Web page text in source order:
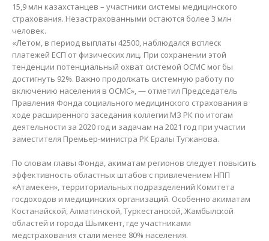
15,9 млн казахстанцев – участники системы медицинского
страхования. Незастрахованными остаются более 3 млн
человек.
«Летом, в период выплаты 42500, наблюдался всплеск
платежей ЕСП от физических лиц. При сохранении этой
тенденции потенциальный охват системой ОСМС мог бы
достигнуть 92%. Важно продолжать системную работу по
включению населения в ОСМС», — отметил Председатель
Правления Фонда социального медицинского страхования в
ходе расширенного заседания коллегии МЗ РК по итогам
деятельности за 2020 год и задачам на 2021 год при участии
заместителя Премьер-министра РК Ералы Тугжанова.
По словам главы Фонда, акиматам регионов следует повысить
эффективность областных штабов с привлечением НПП
«Атамекен», территориальных подразделений Комитета
госдоходов и медицинских организаций. Особенно акиматам
Костанайской, Алматинской, Туркестанской, Жамбылской
областей и города Шымкент, где участниками
медстрахования стали менее 80% населения.